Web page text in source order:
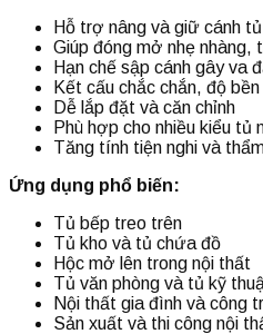
Hỗ trợ nâng và giữ cánh
Giúp đóng mở nhẹ nhàng,
Hạn chế sập cánh gây va
Kết cấu chắc chắn, độ
Dễ lắp đặt và căn chỉnh
Phù hợp cho nhiều kiểu tủ
Tăng tính tiện nghi và
Ứng dụng phổ biến:
Tủ bếp treo trên
Tủ kho và tủ chứa đồ
Hộc mở lên trong nội thất
Tủ văn phòng và tủ kỹ
Nội thất gia đình và công
Sản xuất và thi công nội